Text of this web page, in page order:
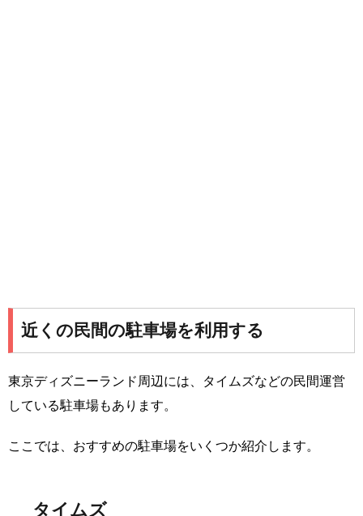
近くの民間の駐車場を利用する
東京ディズニーランド周辺には、タイムズなどの民間運営
している駐車場もあります。
ここでは、おすすめの駐車場をいくつか紹介します。
タイムズ